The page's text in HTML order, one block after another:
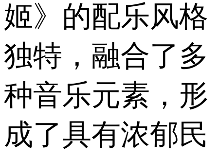
姬》的配乐风格
独特，融合了多
种音乐元素，形
成了具有浓郁民